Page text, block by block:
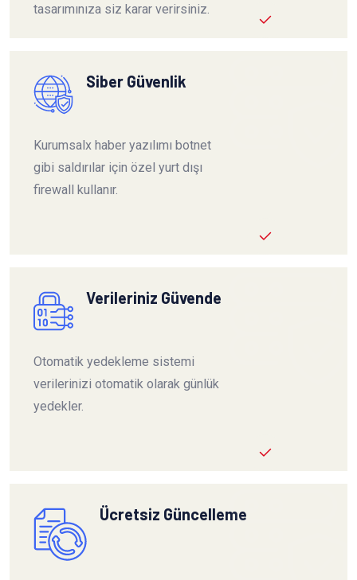
tasarımınıza siz karar verirsiniz.
Siber Güvenlik
Kurumsalx haber yazılımı botnet
gibi saldırılar için özel yurt dışı
firewall kullanır.
Verileriniz Güvende
Otomatik yedekleme sistemi
verilerinizi otomatik olarak günlük
yedekler.
Ücretsiz Güncelleme